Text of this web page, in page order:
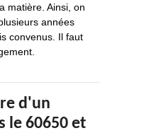
matière. Ainsi, on
années
convenus. Il faut
d'un
le 60650 et